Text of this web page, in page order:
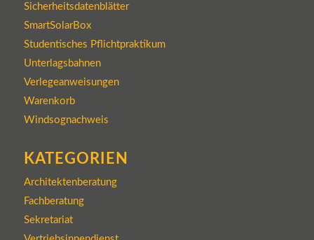
Sicherheitsdatenblätter
SmartSolarBox
Studentisches Pflichtpraktikum
Unterlagsbahnen
Verlegeanweisungen
Warenkorb
Windsognachweis
KATEGORIEN
Architektenberatung
Fachberatung
Sekretariat